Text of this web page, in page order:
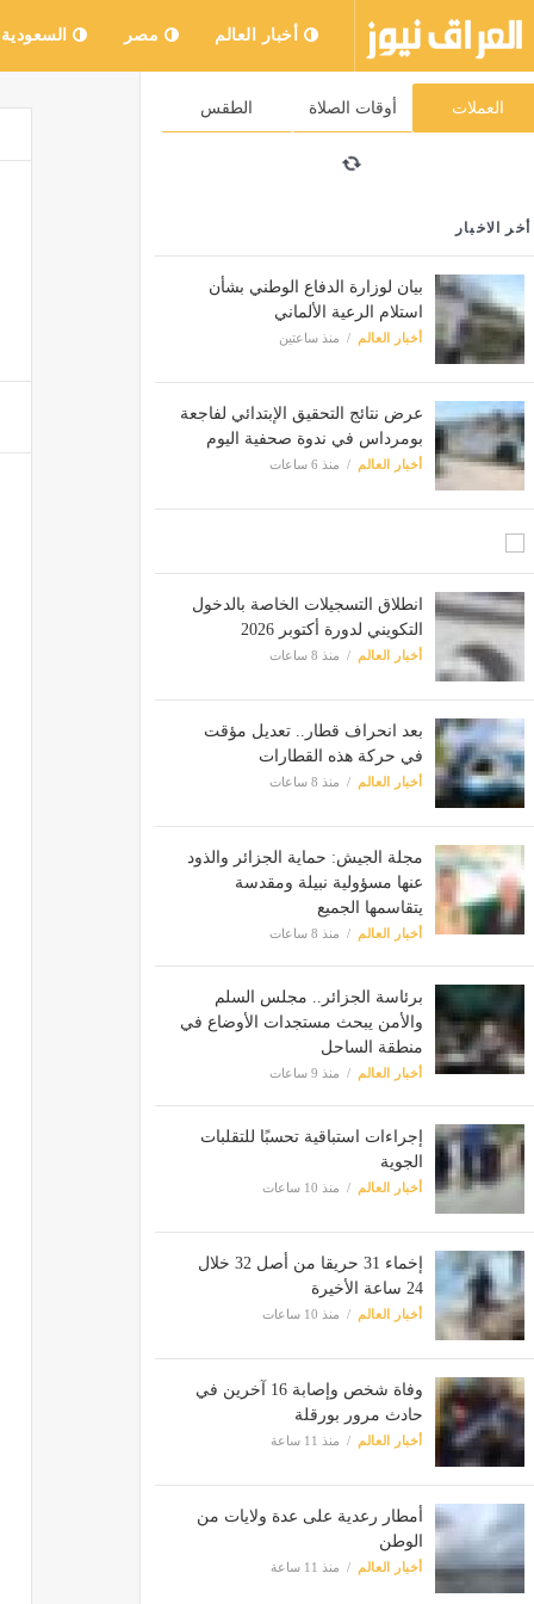
أخبار العالم مصر السعودية
العملات أوقات الصلاة الطقس
أخر الاخبار
بيان لوزارة الدفاع الوطني بشأن
استلام الرعية الألماني
أخبار العالم منذ ساعتين
عرض نتائج التحقيق الإبتدائي لفاجعة
بومرداس في ندوة صحفية اليوم
أخبار العالم منذ 6 ساعات
انطلاق التسجيلات الخاصة بالدخول
التكويني لدورة أكتوبر 2026
أخبار العالم منذ 8 ساعات
بعد انحراف قطار.. تعديل مؤقت
في حركة هذه القطارات
أخبار العالم منذ 8 ساعات
مجلة الجيش: حماية الجزائر والذود
عنها مسؤولية نبيلة ومقدسة
يتقاسمها الجميع
أخبار العالم منذ 8 ساعات
برئاسة الجزائر.. مجلس السلم
والأمن يبحث مستجدات الأوضاع في
منطقة الساحل
أخبار العالم منذ 9 ساعات
إجراءات استباقية تحسبًا للتقلبات
الجوية
أخبار العالم منذ 10 ساعات
إخماء 31 حريقا من أصل 32 خلال
24 ساعة الأخيرة
أخبار العالم منذ 10 ساعات
وفاة شخص وإصابة 16 آخرين في
حادث مرور بورقلة
أخبار العالم منذ 11 ساعة
أمطار رعدية على عدة ولايات من
الوطن
أخبار العالم منذ 11 ساعة